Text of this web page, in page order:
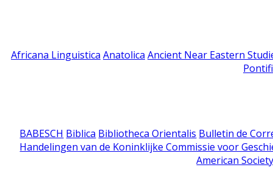
Africana Linguistica Anatolica Ancient Near Eastern
BABESCH Biblica Bibliotheca Orientalis Bulletin de
Handelingen van de Koninklijke Commissie voor
American